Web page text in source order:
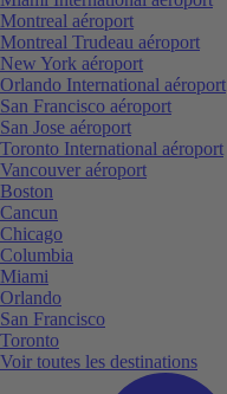
Montreal aéroport
Montreal Trudeau aéroport
New York aéroport
Orlando International aéroport
San Francisco aéroport
San Jose aéroport
Toronto International aéroport
Vancouver aéroport
Boston
Cancun
Chicago
Columbia
Miami
Orlando
San Francisco
Toronto
Voir toutes les destinations